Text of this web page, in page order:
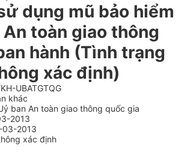
dụng mũ bảo hiểm
An toàn giao thông
hành (Tình trạng
xác định)
UBATGTQG
khác
ban An toàn giao thông quốc gia
2013
03-2013
xác định